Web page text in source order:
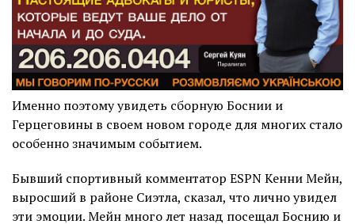
Именно поэтому увидеть сборную Боснии и
Герцеговины в своем новом городе для многих стало
особенно значимым событием.
Бывший спортивный комментатор ESPN Кенни Мейн,
выросший в районе Сиэтла, сказал, что лично увидел
эти эмоции. Мейн много лет назад посещал Боснию и